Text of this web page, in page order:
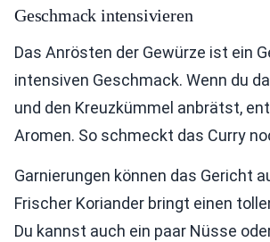
Geschmack intensivieren
Das Anrösten der Gewürze ist ein
intensiven Geschmack. Wenn du
und den Kreuzkümmel anbrätst,
Aromen. So schmeckt das Curry
Garnierungen können das Gericht
Frischer Koriander bringt einen
Du kannst auch ein paar Nüsse